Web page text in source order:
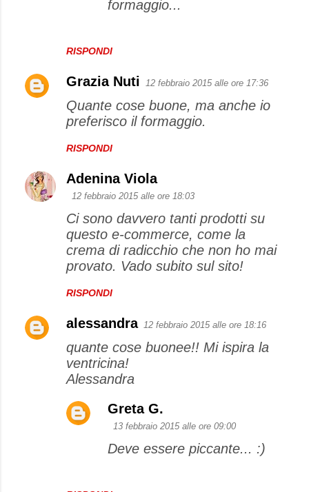
RISPONDI
formaggio...
Grazia Nuti 12 febbraio 2015 alle ore 17:36
Quante cose buone, ma anche io
preferisco il formaggio.
RISPONDI
Adenina Viola
12 febbraio 2015 alle ore 18:03
Ci sono davvero tanti prodotti su
questo e-commerce, come la
crema di radicchio che non ho mai
provato. Vado subito sul sito!
RISPONDI
alessandra 12 febbraio 2015 alle ore 18:16
quante cose buonee!! Mi ispira la
ventricina!
Alessandra
Greta G.
13 febbraio 2015 alle ore 09:00
Deve essere piccante... :)